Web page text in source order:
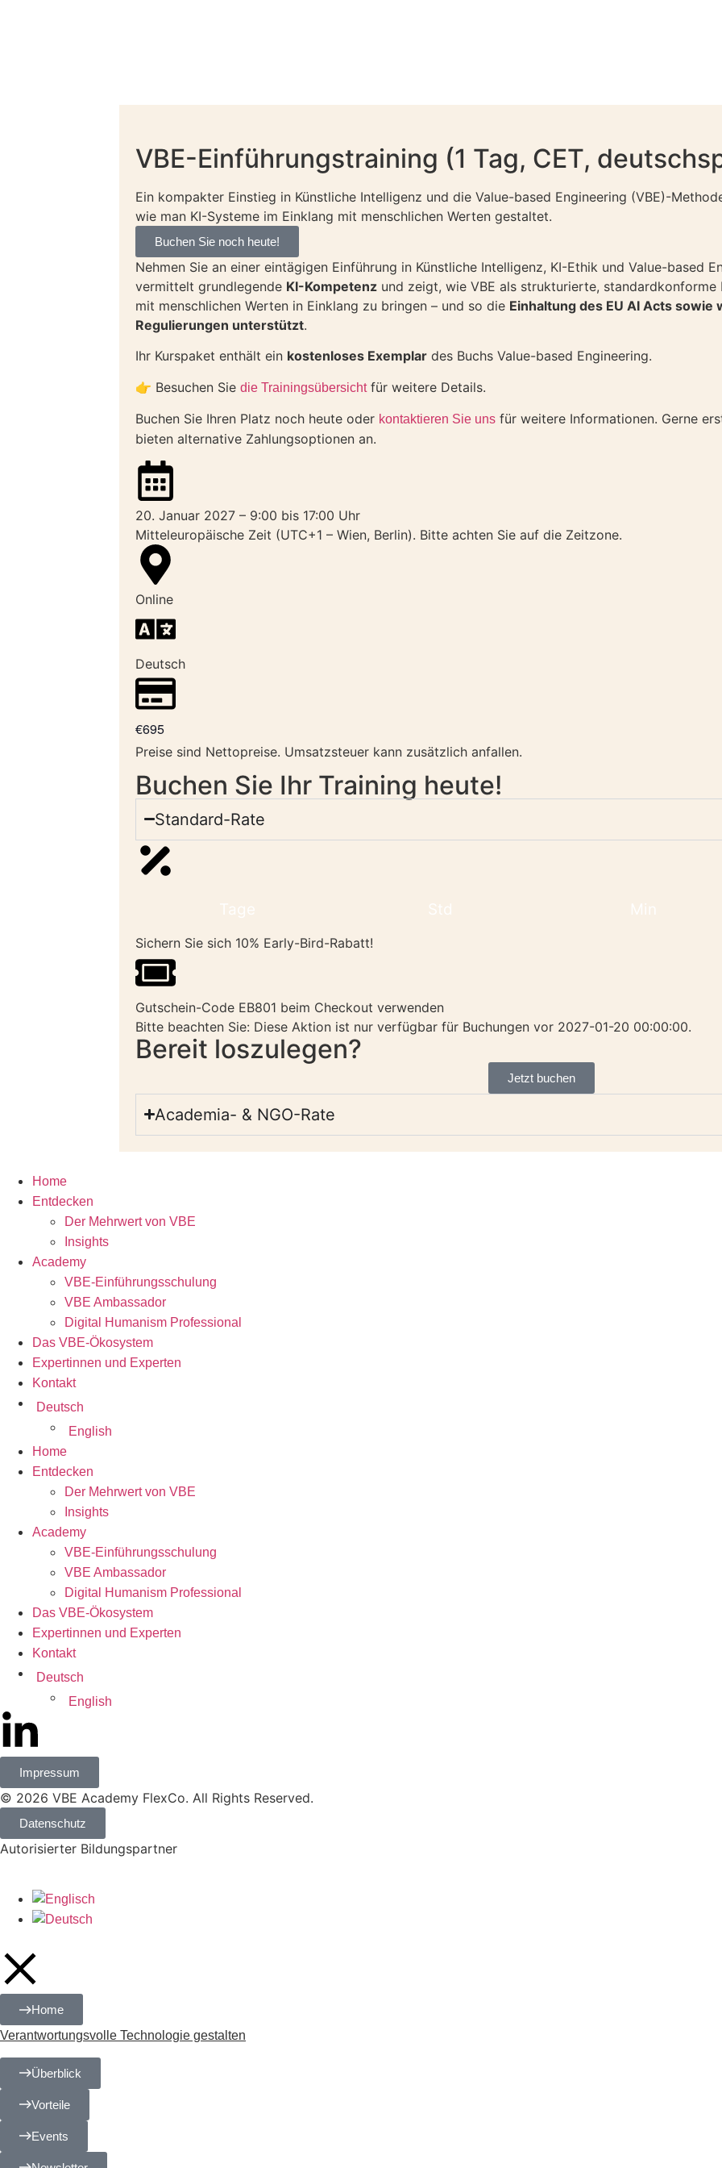
VBE-Einführungstraining (1 Tag, CET,
Ein kompakter Einstieg in Künstliche Intelligenz und die Value-based Engineering (VBE)-
wie man KI-Systeme im Einklang mit menschlichen Werten gestaltet.
Buchen Sie noch heute!
Nehmen Sie an einer eintägigen Einführung in Künstliche Intelligenz, KI-Ethik und Value-based
vermittelt grundlegende KI-Kompetenz und zeigt, wie VBE als strukturierte,
mit menschlichen Werten in Einklang zu bringen – und so die Einhaltung des EU AI Acts
Regulierungen unterstützt.
Ihr Kurspaket enthält ein kostenloses Exemplar des Buchs Value-based Engineering.
👉 Besuchen Sie die Trainingsübersichtfür weitere Details.
Buchen Sie Ihren Platz noch heute oder kontaktieren Sie uns für weitere Informationen. Gerne
bieten alternative Zahlungsoptionen an.
20. Januar 2027 – 9:00 bis 17:00 Uhr
Mitteleuropäische Zeit (UTC+1 – Wien, Berlin). Bitte achten Sie auf die Zeitzone.
Online
Deutsch
€695
Preise sind Nettopreise. Umsatzsteuer kann zusätzlich anfallen.
Buchen Sie Ihr Training heute!
Standard-Rate
Tage Std Min
Sichern Sie sich 10% Early-Bird-Rabatt!
Gutschein-Code EB801 beim Checkout verwenden
Bitte beachten Sie: Diese Aktion ist nur verfügbar für Buchungen vor 2027-01-20 00:00:00.
Bereit loszulegen?
Jetzt buchen
Academia- & NGO-Rate
Home
Entdecken
Der Mehrwert von VBE
Insights
Academy
VBE-Einführungsschulung
VBE Ambassador
Digital Humanism Professional
Das VBE-Ökosystem
Expertinnen und Experten
Kontakt
Deutsch
English
Home
Entdecken
Der Mehrwert von VBE
Insights
Academy
VBE-Einführungsschulung
VBE Ambassador
Digital Humanism Professional
Das VBE-Ökosystem
Expertinnen und Experten
Kontakt
Deutsch
English
Impressum
© 2026 VBE Academy FlexCo. All Rights Reserved.
Datenschutz
Autorisierter Bildungspartner
Home
Verant­wortungs­volle Technologie gestalten
Überblick
Vorteile
Events